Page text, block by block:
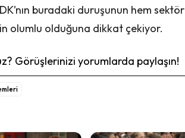
buradaki duruşunun hem sektör
olumlu olduğuna dikkat çekiyor.
Görüşlerinizi yorumlarda paylaşın!